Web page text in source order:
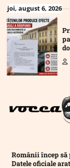
Skip
to
content
joi, august 6, 2026
Românii încep să
Datele oficiale